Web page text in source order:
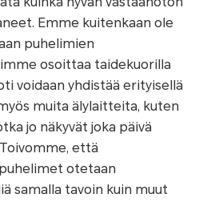
Emme kuitenkaan ole
puhelimien
osoittaa taidekuorilla
voidaan yhdistää erityisellä
muita älylaitteita, kuten
jo näkyvät joka päivä
että
otetaan
samalla tavoin kuin muut